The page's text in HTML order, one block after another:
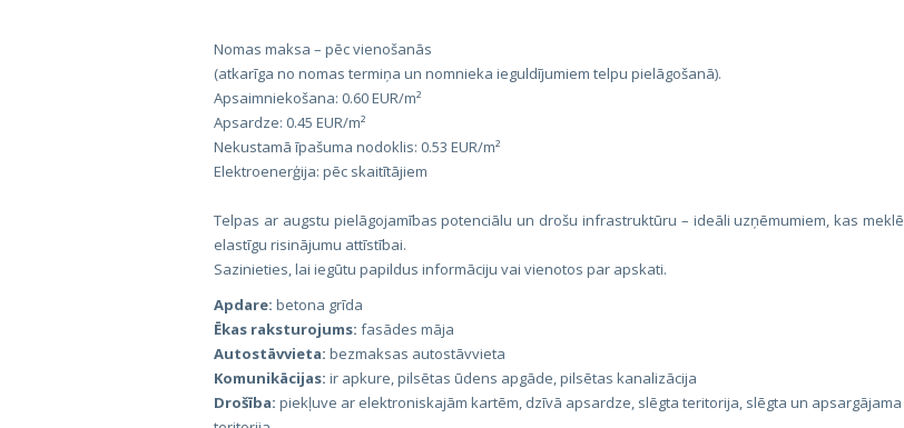
Nomas maksa – pēc vienošanās
(atkarīga no nomas termiņa un nomnieka ieguldījumiem telpu pielāgošanā).
Apsaimniekošana: 0.60 EUR/m²
Apsardze: 0.45 EUR/m²
Nekustamā īpašuma nodoklis: 0.53 EUR/m²
Elektroenerģija: pēc skaitītājiem
Telpas ar augstu pielāgojamības potenciālu un drošu infrastruktūru – ideāli uzņēmumiem, kas meklē
elastīgu risinājumu attīstībai.
Sazinieties, lai iegūtu papildus informāciju vai vienotos par apskati.
Apdare: betona grīda
Ēkas raksturojums: fasādes māja
Autostāvvieta: bezmaksas autostāvvieta
Komunikācijas: ir apkure, pilsētas ūdens apgāde, pilsētas kanalizācija
Drošība: piekļuve ar elektroniskajām kartēm, dzīvā apsardze, slēgta teritorija, slēgta un apsargājama